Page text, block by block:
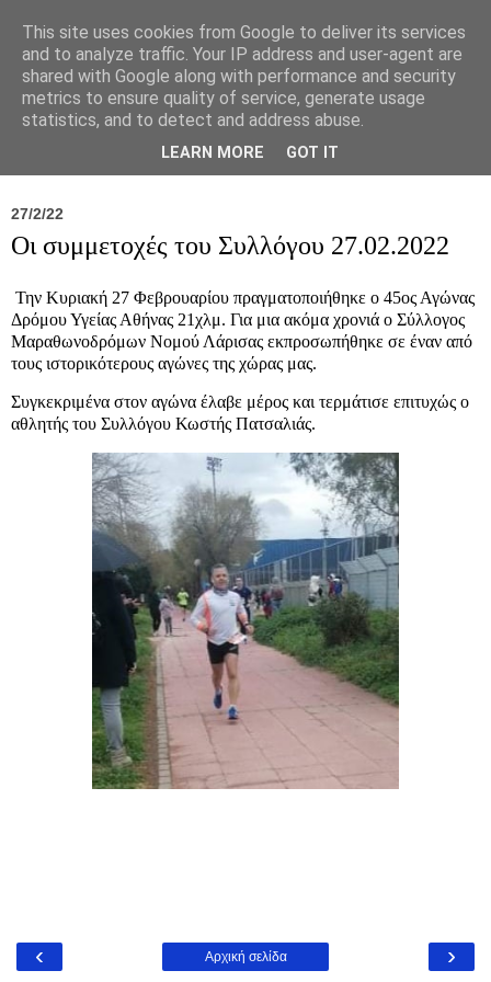
Σύλλογος Ιπποκράτειος
27/2/22
Οι συμμετοχές του Συλλόγου 27.02.2022
Την Κυριακή 27 Φεβρουαρίου πραγματοποιήθηκε ο 45ος Αγώνας
Δρόμου Υγείας Αθήνας 21χλμ. Για μια ακόμα χρονιά ο Σύλλογος
Μαραθωνοδρόμων Νομού Λάρισας εκπροσωπήθηκε σε έναν από
τους ιστορικότερους αγώνες της χώρας μας.
Συγκεκριμένα στον αγώνα έλαβε μέρος και τερμάτισε επιτυχώς ο
αθλητής του Συλλόγου Κωστής Πατσαλιάς.
‹ ›
Αρχική σελίδα
This site uses cookies from Google to deliver its services
and to analyze traffic. Your IP address and user-agent are
shared with Google along with performance and security
metrics to ensure quality of service, generate usage
statistics, and to detect and address abuse.
LEARN MORE GOT IT